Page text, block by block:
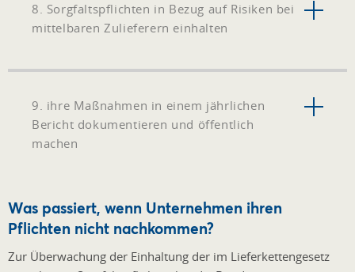
8. Sorgfaltspflichten in Bezug auf Risiken bei
mittelbaren Zulieferern einhalten
9. ihre Maßnahmen in einem jährlichen
Bericht dokumentieren und öffentlich
machen
Was passiert, wenn Unternehmen ihren
Pflichten nicht nachkommen?
Zur Überwachung der Einhaltung der im Lieferkettengesetz